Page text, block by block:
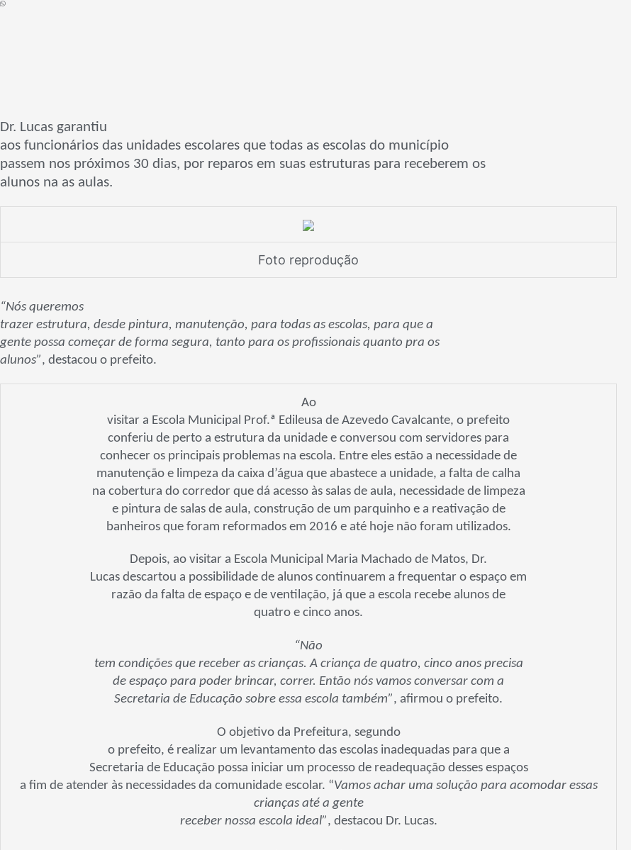
Dr. Lucas garantiu
aos funcionários das unidades escolares que todas as escolas do município
passem nos próximos 30 dias, por reparos em suas estruturas para receberem os
alunos na as aulas.
Foto reprodução
“Nós queremos
trazer estrutura, desde pintura, manutenção, para todas as escolas, para que a
gente possa começar de forma segura, tanto para os profissionais quanto pra os
alunos”, destacou o prefeito.
Ao
visitar a Escola Municipal Prof.ª Edileusa de Azevedo Cavalcante, o prefeito
conferiu de perto a estrutura da unidade e conversou com servidores para
conhecer os principais problemas na escola. Entre eles estão a necessidade de
manutenção e limpeza da caixa d’água que abastece a unidade, a falta de calha
na cobertura do corredor que dá acesso às salas de aula, necessidade de limpeza
e pintura de salas de aula, construção de um parquinho e a reativação de
banheiros que foram reformados em 2016 e até hoje não foram utilizados.
Depois, ao visitar a Escola Municipal Maria Machado de Matos, Dr.
Lucas descartou a possibilidade de alunos continuarem a frequentar o espaço em
razão da falta de espaço e de ventilação, já que a escola recebe alunos de
quatro e cinco anos.
“Não
tem condições que receber as crianças. A criança de quatro, cinco anos precisa
de espaço para poder brincar, correr. Então nós vamos conversar com a
Secretaria de Educação sobre essa escola também”, afirmou o prefeito.
O objetivo da Prefeitura, segundo
o prefeito, é realizar um levantamento das escolas inadequadas para que a
Secretaria de Educação possa iniciar um processo de readequação desses espaços
a fim de atender às necessidades da comunidade escolar. “Vamos achar uma solução para acomodar essas
crianças até a gente
receber nossa escola ideal”, destacou Dr. Lucas.